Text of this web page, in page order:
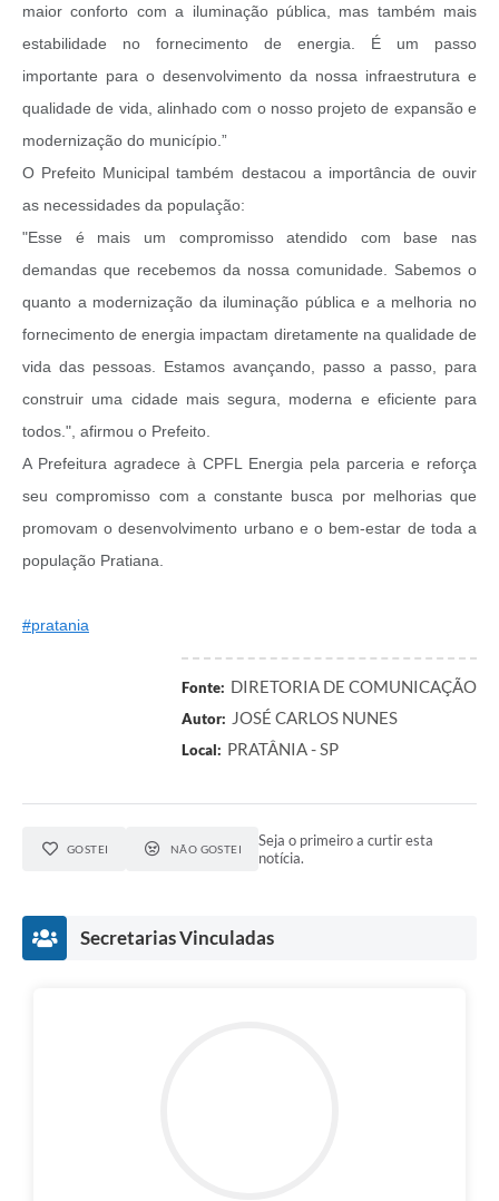
maior conforto com a iluminação pública, mas também mais
estabilidade no fornecimento de energia. É um passo
importante para o desenvolvimento da nossa infraestrutura e
qualidade de vida, alinhado com o nosso projeto de expansão e
modernização do município.”
O Prefeito Municipal também destacou a importância de ouvir
as necessidades da população:
"Esse é mais um compromisso atendido com base nas
demandas que recebemos da nossa comunidade. Sabemos o
quanto a modernização da iluminação pública e a melhoria no
fornecimento de energia impactam diretamente na qualidade de
vida das pessoas. Estamos avançando, passo a passo, para
construir uma cidade mais segura, moderna e eficiente para
todos.", afirmou o Prefeito.
A Prefeitura agradece à CPFL Energia pela parceria e reforça
seu compromisso com a constante busca por melhorias que
promovam o desenvolvimento urbano e o bem-estar de toda a
população Pratiana.
#pratania
Fonte: DIRETORIA DE COMUNICAÇÃO
Autor: JOSÉ CARLOS NUNES
Local: PRATÂNIA - SP
GOSTEI NÃO GOSTEI
Seja o primeiro a curtir esta
notícia.
Secretarias Vinculadas